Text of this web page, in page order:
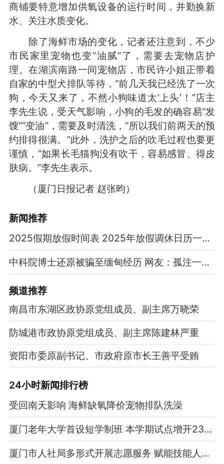
商铺要特意增加供氧设备的运行时间，并勤换新
水、关注水质变化。
除了海鲜市场的变化，记者还注意到，不少
市民家里宠物也变“油腻”了，需要去宠物店护
理。在湖滨南路一间宠物店，市民许小姐正带着
自家的中型犬排队等待，“前几天我已经洗了一次
狗，今天又来了，不然小狗味道太‘上头’！”店主
李先生说，受天气影响，小狗的毛发的确容易“发
馊”“变油”，需要及时清洗，“所以我们前两天的预
约排得很满。”此外，洗护之后的吹毛过程也要更
谨慎，“如果长毛猫狗没有吹干，容易感冒、得皮
肤病。”李先生表示。
（厦门日报记者 赵张昀）
新闻推荐
2025假期放假时间表 2025年放假调休日历一览表
中科院博士还原被骗至缅甸经历 网友：孤注一掷现实版
频道推荐
南昌市东湖区政协原党组成员、副主席万晓荣
防城港市政协原党组成员、副主席陈建林严重
资阳市委原副书记、市政府原市长王善平受贿
24小时新闻排行榜
受回南天影响 海鲜缺氧降价宠物排队洗澡
厦门老年大学首设短学制班 本学期试点增开23个班
厦门市人社局多形式开展志愿服务 赋能技能人才培养